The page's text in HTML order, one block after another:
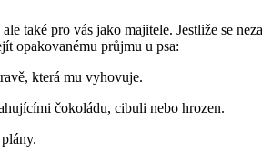
také pro vás jako majitele. Jestliže se
opakovanému průjmu u psa:
která mu vyhovuje.
čokoládu, cibuli nebo hrozen.